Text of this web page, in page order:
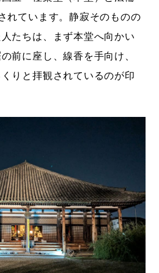
れています。静寂そのものの
たちは、まず本堂へ向かい
前に座し、線香を手向け、
りと拝観されているのが印